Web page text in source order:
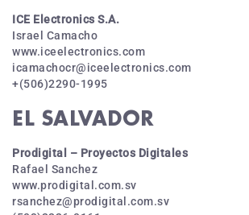
ICE Electronics S.A.
Israel Camacho
www.iceelectronics.com
icamachocr@iceelectronics.com
+(506)2290-1995
EL SALVADOR
Prodigital – Proyectos Digitales
Rafael Sanchez
www.prodigital.com.sv
rsanchez@prodigital.com.sv